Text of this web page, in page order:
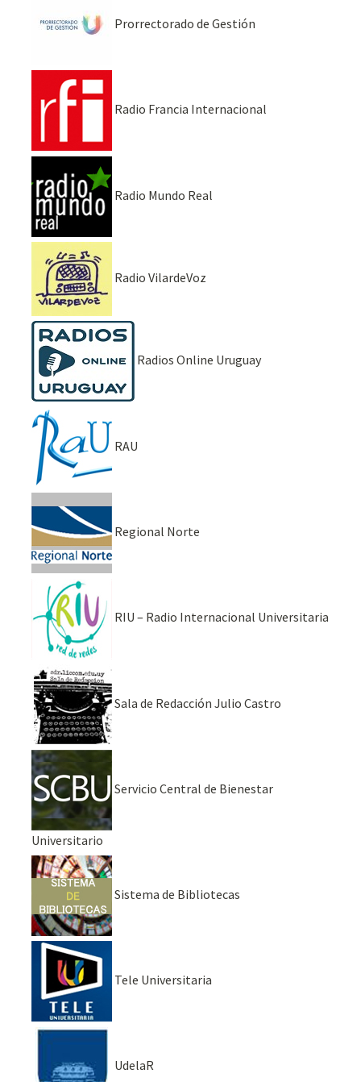
Prorrectorado de Gestión
Radio Francia Internacional
Radio Mundo Real
Radio VilardeVoz
Radios Online Uruguay
RAU
Regional Norte
RIU – Radio Internacional Universitaria
Sala de Redacción Julio Castro
Servicio Central de Bienestar
Universitario
Sistema de Bibliotecas
Tele Universitaria
UdelaR